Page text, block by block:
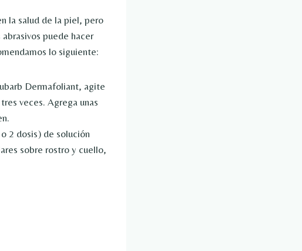
la salud de la piel, pero
puede hacer
lo siguiente:
Dermafoliant, agite
veces. Agrega unas
2 dosis) de solución
sobre rostro y cuello,